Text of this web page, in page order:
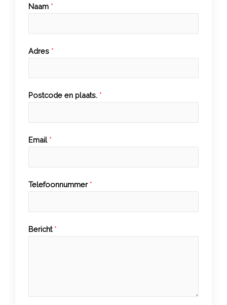
Naam *
Adres *
Postcode en plaats. *
Email *
Telefoonnummer *
Bericht *